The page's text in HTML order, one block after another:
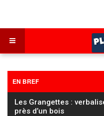
EN BREF
Les Grangettes :
près d’un bois